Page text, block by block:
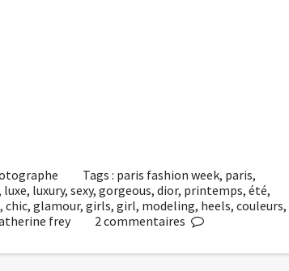
Tags : paris fashion week, paris,
luxe, luxury, sexy, gorgeous, dior, printemps, été,
, chic, glamour, girls, girl, modeling, heels, couleurs,
frey 2commentaires